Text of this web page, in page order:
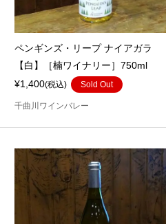
ペンギンズ・リープ ナイアガラ
【白】［楠ワイナリー］750ml
¥1,400(税込) Sold Out
千曲川ワインバレー